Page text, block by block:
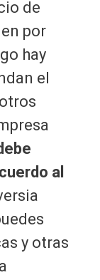
de
por
hay
el
al
y otras